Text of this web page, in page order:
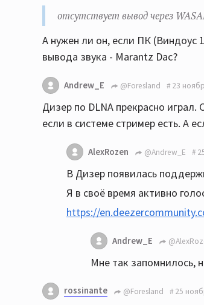
отсутствует вывод через
А нужен ли он, если ПК (Виндоус
вывода звука - Marantz Dac?
Andrew_E @Foresland 23
Дизер по DLNA прекрасно
если в системе стример есть. А
AlexRozen @Andrew_E
В Дизер появилась
Я в своё время активно
https://
Andrew_E
Мне так запомнилось,
rossinante @Foresland 25